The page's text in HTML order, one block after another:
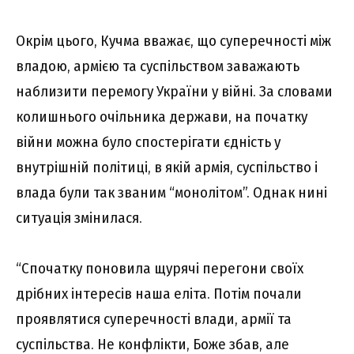
Окрім цього, Кучма вважає, що суперечності між
владою, армією та суспільством заважають
наблизити перемогу України у війні. За словами
колишнього очільника держави, на початку
війни можна було спостерігати єдність у
внутрішній політиці, в якій армія, суспільство і
влада були так званим “монолітом”. Однак нині
ситуація змінилася.
“Спочатку поновила щурячі перегони своїх
дрібних інтересів наша еліта. Потім почали
проявлятися суперечності влади, армії та
суспільства. Не конфлікти, Боже збав, але